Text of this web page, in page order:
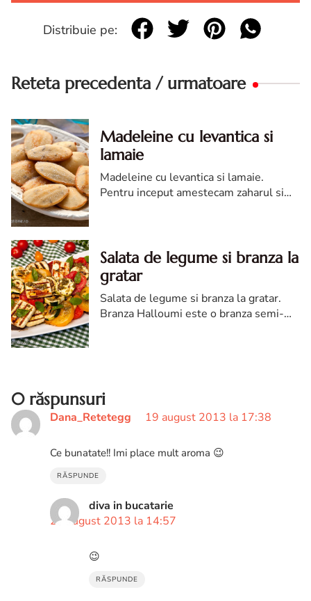
Distribuie pe:
Reteta precedenta / urmatoare
Madeleine cu levantica si
lamaie
Madeleine cu levantica si lamaie.
Pentru inceput amestecam zaharul si
Salata de legume si branza la
gratar
Salata de legume si branza la gratar.
Branza Halloumi este o branza semi-
0 răspunsuri
Dana_Retetegg 19 august 2013 la 17:38
Ce bunatate!! Imi place mult aroma 😉
RĂSPUNDE
diva in bucatarie
20 august 2013 la 14:57
😉
RĂSPUNDE